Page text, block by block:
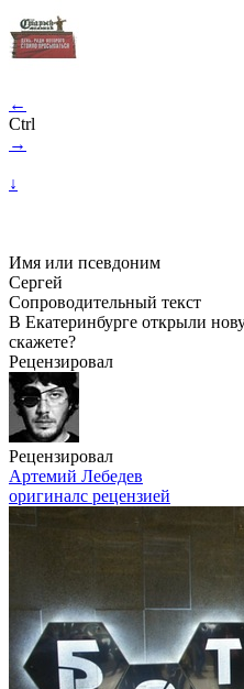
←
Ctrl
→
↓
Имя или псевдоним
Сергей
Сопроводительный текст
В Екатеринбурге открыли
скажете?
Рецензировал
Рецензировал
Артемий Лебедев
оригиналс рецензией